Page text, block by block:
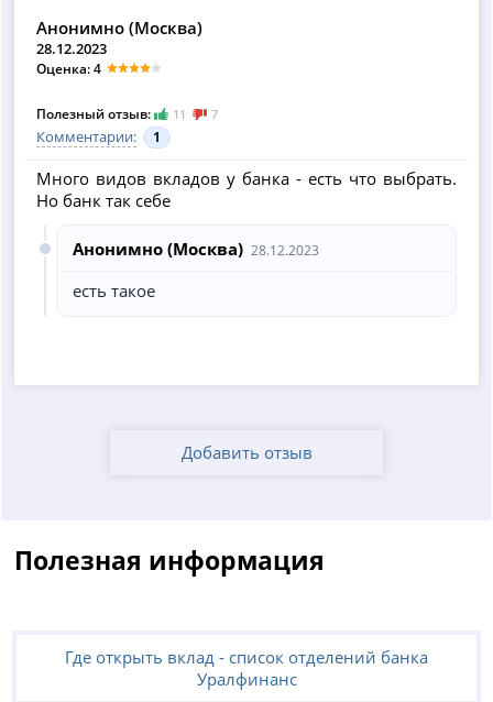
Анонимно (Москва)
28.12.2023
Оценка: 4
Полезный отзыв: 11 7
Комментарии: 1
Много видов вкладов у банка - есть что выбрать.
Но банк так себе
Анонимно (Москва) 28.12.2023
есть такое
Добавить отзыв
Полезная информация
Где открыть вклад - список отделений банка
Уралфинанс